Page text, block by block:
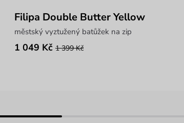
Filipa Double Butter Yellow
městský vyztužený batůžek na zip
1 049 Kč 1 399 Kč